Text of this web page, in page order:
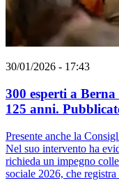
30/01/2026 - 17:43
300 esperti a
125 anni.
Presente anche la
Nel suo intervento ha
richieda un impegno
sociale 2026, che